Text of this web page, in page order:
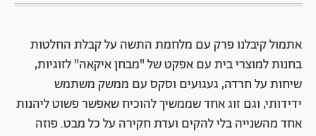
אתמול קיבלנו פרק עם מלחמת התשה על קבלת החלטות
בחנות למוצרי בית עם אפקט של "מבחן איקאה" לזוגיות,
שיחות על חרדה, געגועים וסקס עם ממשק משתמש
ידידותי, וגם זוג אחד שממשיך להוכיח שאפשר פשוט ליהנות
אחד מהשנייה בלי להקים ועדת חקירה על כל מבט. פוזה